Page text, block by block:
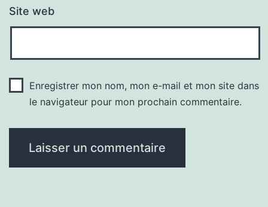
Site web
Enregistrer mon nom, mon e-mail et mon site dans
le navigateur pour mon prochain commentaire.